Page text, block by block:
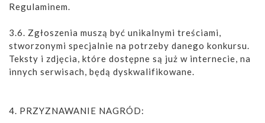
Regulaminem.
3.6. Zgłoszenia muszą być unikalnymi treściami,
stworzonymi specjalnie na potrzeby danego konkursu.
Teksty i zdjęcia, które dostępne są już w internecie, na
innych serwisach, będą dyskwalifikowane.
4. PRZYZNAWANIE NAGRÓD: